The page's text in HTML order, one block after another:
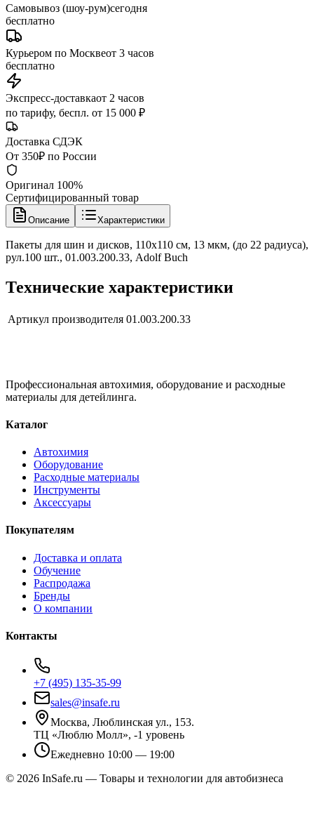
Самовывоз (шоу-рум)сегодня
бесплатно
Курьером по Москвеот 3 часов
бесплатно
Экспресс-доставкаот 2 часов
по тарифу, беспл. от 15 000 ₽
Доставка СДЭК
От 350₽ по России
Оригинал 100%
Сертифицированный товар
Описание Характеристики
Пакеты для шин и дисков, 110х110 см, 13 мкм, (до 22 радиуса),
рул.100 шт., 01.003.200.33, Adolf Buch
Технические характеристики
Артикул производителя 01.003.200.33
Профессиональная автохимия, оборудование и расходные
материалы для детейлинга.
Каталог
Автохимия
Оборудование
Расходные материалы
Инструменты
Аксессуары
Покупателям
Доставка и оплата
Обучение
Распродажа
Бренды
О компании
Контакты
+7 (495) 135-35-99
sales@insafe.ru
Москва, Люблинская ул., 153.
ТЦ «Люблю Молл», -1 уровень
Ежедневно 10:00 — 19:00
© 2026 InSafe.ru — Товары и технологии для автобизнеса